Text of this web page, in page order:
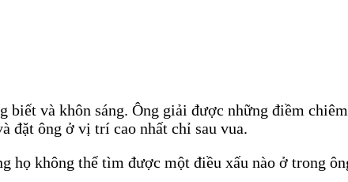
biết và khôn sáng. Ông giải được những điềm
đặt ông ở vị trí cao nhất chỉ sau vua.
họ không thể tìm được một điều xấu nào ở trong